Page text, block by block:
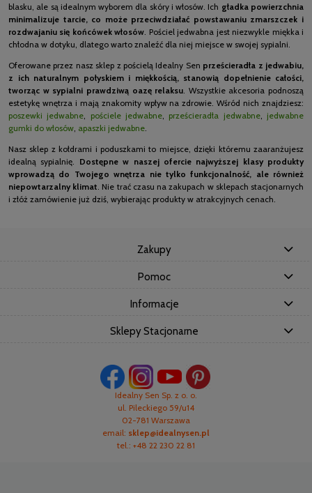
blasku, ale są idealnym wyborem dla skóry i włosów. Ich gładka powierzchnia
minimalizuje tarcie, co może przeciwdziałać powstawaniu zmarszczek i
rozdwajaniu się końcówek włosów . Pościel jedwabna jest niezwykle miękka i
chłodna w dotyku, dlatego warto znaleźć dla niej miejsce w swojej sypialni.
Oferowane przez nasz sklep z pościelą Idealny Sen prześcieradła z jedwabiu,
z ich naturalnym połyskiem i miękkością, stanowią dopełnienie całości,
tworząc w sypialni prawdziwą oazę relaksu . Wszystkie akcesoria podnoszą
estetykę wnętrza i mają znakomity wpływ na zdrowie. Wśród nich znajdziesz:
poszewki jedwabne
pościele jedwabne prześcieradła jedwabne, jedwabne
gumki do włosów apaszki jedwabne
Nasz sklep z kołdrami i poduszkami to miejsce, dzięki któremu zaaranżujesz
idealną sypialnię. Dostępne w naszej ofercie najwyższej klasy produkty
wprowadzą do Twojego wnętrza nie tylko funkcjonalność, ale również
niepowtarzalny klimat . Nie trać czasu na zakupach w sklepach stacjonarnych
i złóż zamówienie już dziś, wybierając produkty w atrakcyjnych cenach.
Zakupy
Pomoc
Informacje
Sklepy Stacjonarne
Idealny Sen Sp. z o. o.
ul. Pileckiego 59/u14
02-781 Warszawa
email: sklep@idealnysen.pl
tel.: +48 22 230 22 81